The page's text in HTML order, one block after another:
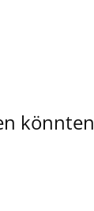
könnten